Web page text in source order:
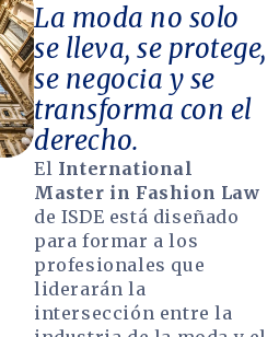
La moda no solo
se lleva, se protege,
se negocia y se
transforma con el
derecho.
El International
Master in Fashion Law
de ISDE está diseñado
para formar a los
profesionales que
liderarán la
intersección entre la